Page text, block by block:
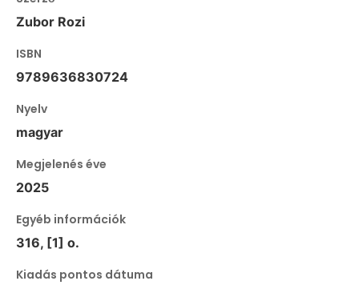
Zubor Rozi
ISBN
9789636830724
Nyelv
magyar
Megjelenés éve
2025
Egyéb információk
316, [1] o.
Kiadás pontos dátuma